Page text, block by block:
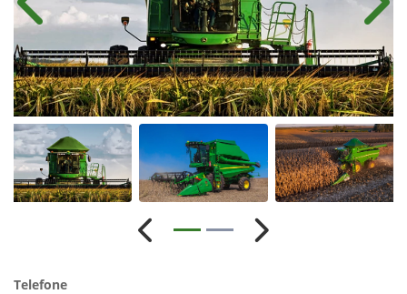
Anterior
Anterior Próximo
Telefone